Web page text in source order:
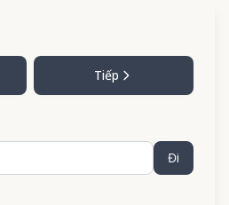
Tiếp
Đi